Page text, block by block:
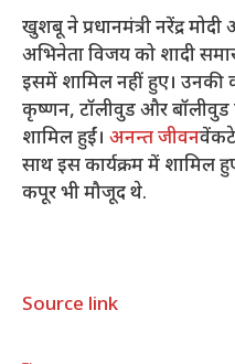
खुशबू ने प्रधानमंत्री नरेंद्र
अभिनेता विजय को शादी
इसमें शामिल नहीं हुए। उनकी
कृष्णन, टॉलीवुड और बॉलीवुड
शामिल हुईं। अनन्त जीवन
साथ इस कार्यक्रम में शामिल
कपूर भी मौजूद थे.
Source link